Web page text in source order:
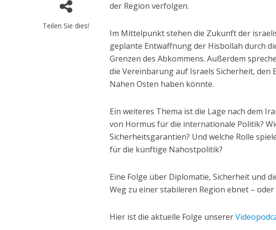
Teilen Sie dies!
der Region verfolgen.
Im Mittelpunkt stehen die Zukunft der
geplante Entwaffnung der Hisbollah durch
Grenzen des Abkommens. Außerdem
die Vereinbarung auf Israels Sicherheit, den
Nahen Osten haben könnte.
Ein weiteres Thema ist die Lage nach dem
von Hormus für die internationale Politik?
Sicherheitsgarantien? Und welche Rolle
für die künftige Nahostpolitik?
Eine Folge über Diplomatie, Sicherheit und
Weg zu einer stabileren Region ebnet –
Hier ist die aktuelle Folge unserer